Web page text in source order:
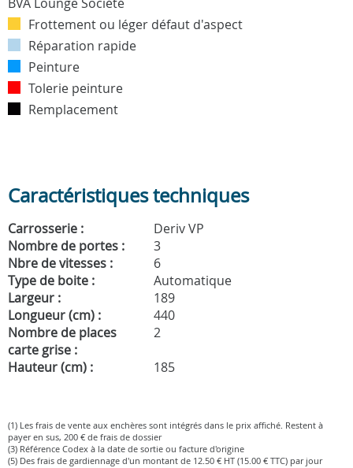
Frottement ou léger défaut d'aspect
Réparation rapide
Peinture
Tolerie peinture
Remplacement
Caractéristiques techniques
Carrosserie :
Deriv VP
Nombre de portes :
3
Nbre de vitesses :
6
Type de boite :
Automatique
Largeur :
189
Longueur (cm) :
440
Nombre de places
carte grise :
2
Hauteur (cm) :
185
(1) Les frais de vente aux enchères sont intégrés dans le prix affiché. Restent à
payer en sus, 200 € de frais de dossier
(3) Référence Codex à la date de sortie ou facture d'origine
(5) Des frais de gardiennage d'un montant de 12.50 € HT (15.00 € TTC) par jour